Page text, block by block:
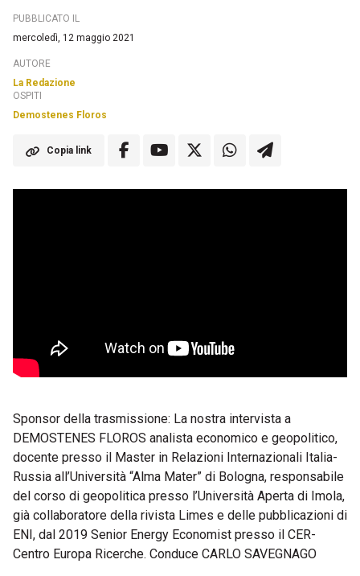
PUBBLICATO IL
mercoledì, 12 maggio 2021
AUTORE
La Redazione
OSPITI
Demostenes Floros
Copia link
Sponsor della trasmissione: La nostra intervista a
DEMOSTENES FLOROS analista economico e geopolitico,
docente presso il Master in Relazioni Internazionali Italia-
Russia all’Università “Alma Mater” di Bologna, responsabile
del corso di geopolitica presso l’Università Aperta di Imola,
già collaboratore della rivista Limes e delle pubblicazioni di
ENI, dal 2019 Senior Energy Economist presso il CER-
Centro Europa Ricerche. Conduce CARLO SAVEGNAGO